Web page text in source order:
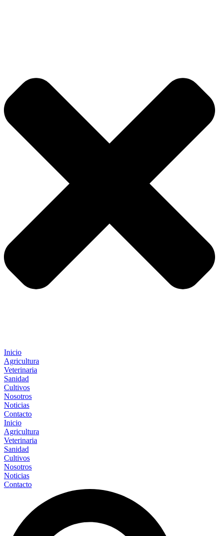
Inicio
Agricultura
Veterinaria
Sanidad
Cultivos
Nosotros
Noticias
Contacto
Inicio
Agricultura
Veterinaria
Sanidad
Cultivos
Nosotros
Noticias
Contacto